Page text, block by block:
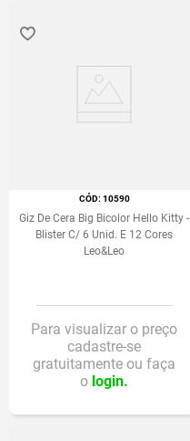
:10590
Giz De Cera Big Bicolor Hello Kitty -
Blister C/ 6 Unid. E 12 Cores
Leo&Leo
Para visualizar o preço
cadastre-se
gratuitamente ou faça
o login.